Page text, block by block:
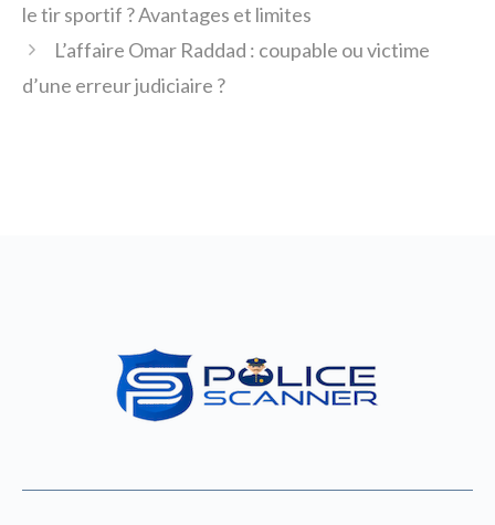
le tir sportif ? Avantages et limites
L’affaire Omar Raddad : coupable ou victime
d’une erreur judiciaire ?